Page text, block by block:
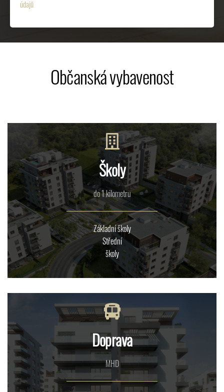
údajů
Občanská vybavenost
Školy
do 1 kilometru
Základní školy
Střední
školy
Doprava
MHD